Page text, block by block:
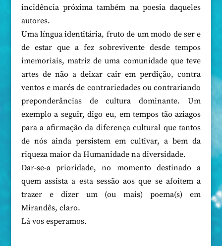
incidência próxima também na poesia daqueles
autores.
Uma língua identitária, fruto de um modo de ser e
de estar que a fez sobrevivente desde tempos
imemoriais, matriz de uma comunidade que teve
artes de não a deixar cair em perdição, contra
ventos e marés de contrariedades ou contrariando
preponderâncias de cultura dominante. Um
exemplo a seguir, digo eu, em tempos tão aziagos
para a afirmação da diferença cultural que tantos
de nós ainda persistem em cultivar, a bem da
riqueza maior da Humanidade na diversidade.
Dar-se-a prioridade, no momento destinado a
quem assista a esta sessão aos que se afoitem a
trazer e dizer um (ou mais) poema(s) em
Mirandês, claro.
Lá vos esperamos.